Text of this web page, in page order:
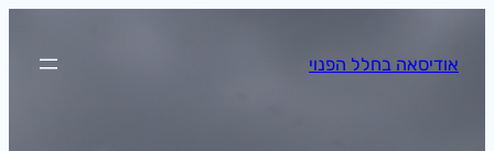
אודיסאה בחלל הפנוי